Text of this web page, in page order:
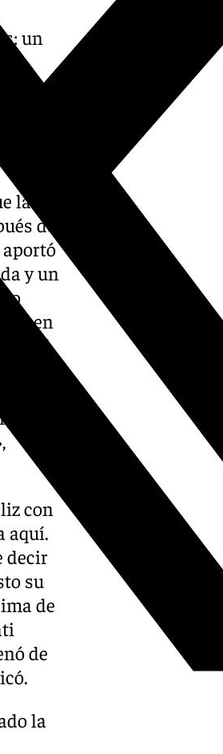
un
y
que
la
de
aportó
y un
en
del
con
aquí.
decir
su
de
de
la